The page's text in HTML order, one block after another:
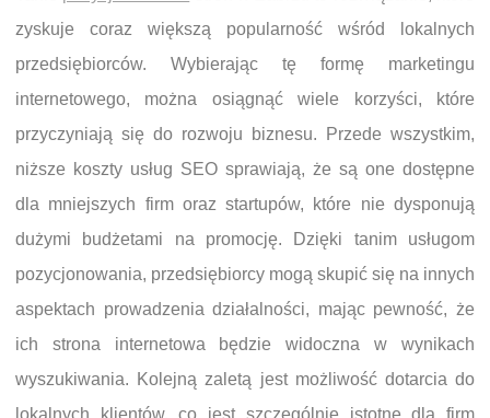
zyskuje coraz większą popularność wśród lokalnych
przedsiębiorców. Wybierając tę formę marketingu
internetowego, można osiągnąć wiele korzyści, które
przyczyniają się do rozwoju biznesu. Przede wszystkim,
niższe koszty usług SEO sprawiają, że są one dostępne
dla mniejszych firm oraz startupów, które nie dysponują
dużymi budżetami na promocję. Dzięki tanim usługom
pozycjonowania, przedsiębiorcy mogą skupić się na innych
aspektach prowadzenia działalności, mając pewność, że
ich strona internetowa będzie widoczna w wynikach
wyszukiwania. Kolejną zaletą jest możliwość dotarcia do
lokalnych klientów, co jest szczególnie istotne dla firm